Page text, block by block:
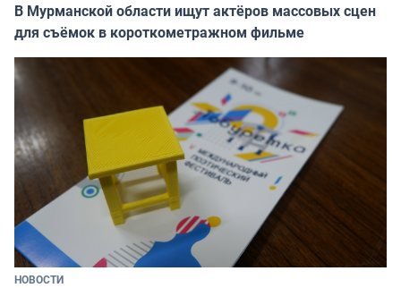
В Мурманской области ищут актёров массовых сцен
для съёмок в короткометражном фильме
НОВОСТИ